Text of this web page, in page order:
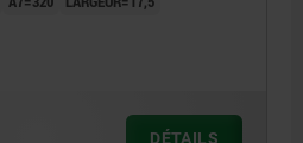
DÉTAILS